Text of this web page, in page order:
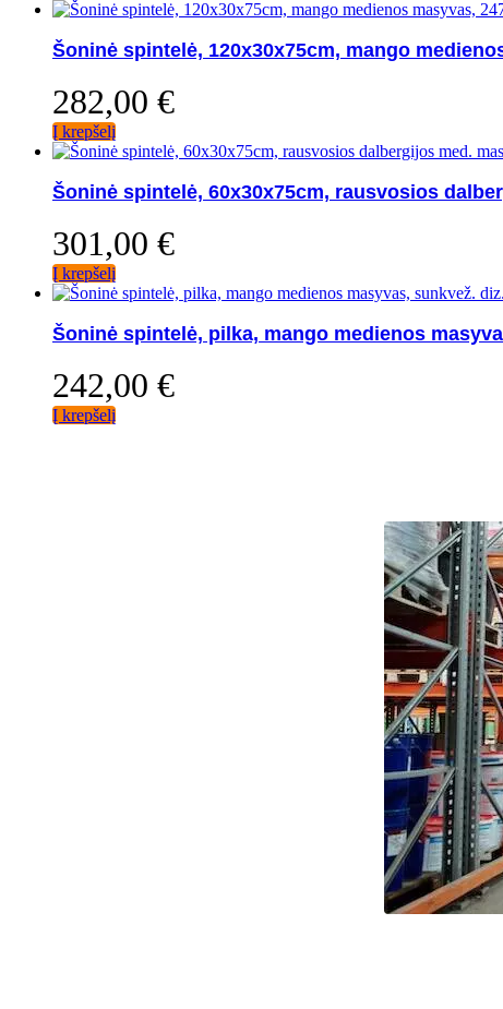
Šoninė spintelė, 120x30x75cm, mango
282,00 €
Į krepšelį
Šoninė spintelė, 60x30x75cm, rausvosios
301,00 €
Į krepšelį
Šoninė spintelė, pilka, mango medienos
242,00 €
Į krepšelį